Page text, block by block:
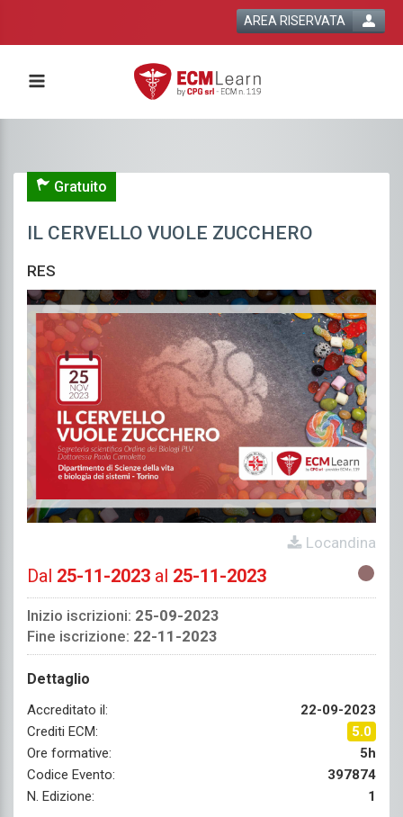
AREA RISERVATA
Gratuito
IL CERVELLO VUOLE ZUCCHERO
RES
Locandina
Dal 25-11-2023 al 25-11-2023
Inizio iscrizioni: 25-09-2023
Fine iscrizione: 22-11-2023
Dettaglio
Accreditato il:
22-09-2023
Crediti ECM:
5.0
Ore formative:
5h
Codice Evento:
397874
N. Edizione:
1